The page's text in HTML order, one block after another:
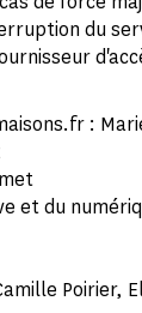
du
:
et du
Poirier,